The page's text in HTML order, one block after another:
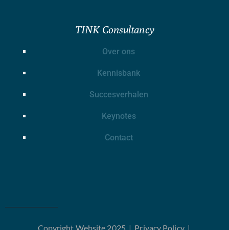
TINK Consultancy
Over ons
Kennisbank
Succesverhalen
Keynotes
Contact
Copyright Website 2025 | Privacy Policy|